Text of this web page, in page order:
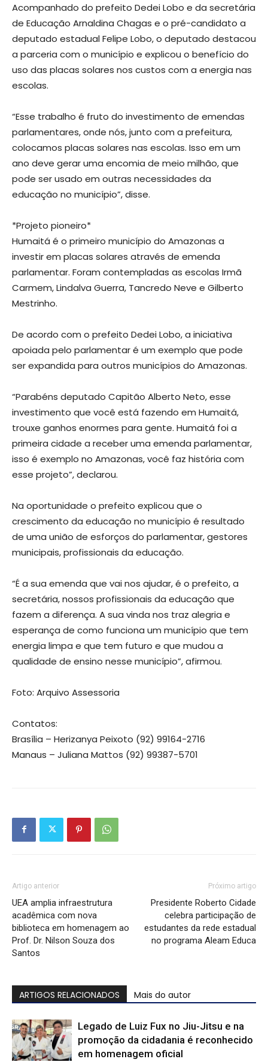
Acompanhado do prefeito Dedei Lobo e da secretária
de Educação Arnaldina Chagas e o pré-candidato a
deputado estadual Felipe Lobo, o deputado destacou
a parceria com o município e explicou o benefício do
uso das placas solares nos custos com a energia nas
escolas.
“Esse trabalho é fruto do investimento de emendas
parlamentares, onde nós, junto com a prefeitura,
colocamos placas solares nas escolas. Isso em um
ano deve gerar uma encomia de meio milhão, que
pode ser usado em outras necessidades da
educação no município”, disse.
*Projeto pioneiro*
Humaitá é o primeiro município do Amazonas a
investir em placas solares através de emenda
parlamentar. Foram contempladas as escolas Irmã
Carmem, Lindalva Guerra, Tancredo Neve e Gilberto
Mestrinho.
De acordo com o prefeito Dedei Lobo, a iniciativa
apoiada pelo parlamentar é um exemplo que pode
ser expandida para outros municípios do Amazonas.
“Parabéns deputado Capitão Alberto Neto, esse
investimento que você está fazendo em Humaitá,
trouxe ganhos enormes para gente. Humaitá foi a
primeira cidade a receber uma emenda parlamentar,
isso é exemplo no Amazonas, você faz história com
esse projeto”, declarou.
Na oportunidade o prefeito explicou que o
crescimento da educação no município é resultado
de uma união de esforços do parlamentar, gestores
municipais, profissionais da educação.
“É a sua emenda que vai nos ajudar, é o prefeito, a
secretária, nossos profissionais da educação que
fazem a diferença. A sua vinda nos traz alegria e
esperança de como funciona um município que tem
energia limpa e que tem futuro e que mudou a
qualidade de ensino nesse município”, afirmou.
Foto: Arquivo Assessoria
Contatos:
Brasília – Herizanya Peixoto (92) 99164-2716
Manaus – Juliana Mattos (92) 99387-5701
Artigo anterior
UEA amplia infraestrutura
acadêmica com nova
biblioteca em homenagem ao
Prof. Dr. Nilson Souza dos
Santos
Próximo artigo
Presidente Roberto Cidade
celebra participação de
estudantes da rede estadual
no programa Aleam Educa
ARTIGOS RELACIONADOS Mais do autor
Legado de Luiz Fux no Jiu-Jitsu e na
promoção da cidadania é reconhecido
em homenagem oficial